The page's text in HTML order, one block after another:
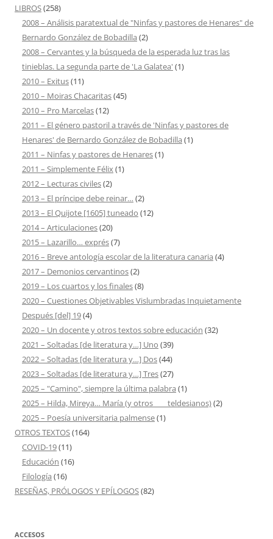
LIBROS(258)
2008 – Análisis paratextual de "Ninfas y pastores de Henares" de
Bernardo González de Bobadilla (2)
2008 – Cervantes y la búsqueda de la esperada luz tras las
tinieblas. La segunda parte de 'La Galatea' (1)
2010 – Exitus(11)
2010 – Moiras Chacaritas(45)
2010 – Pro Marcelas(12)
2011 – El género pastoril a través de 'Ninfas y pastores de
Henares' de Bernardo González de Bobadilla (1)
2011 – Ninfas y pastores de Henares(1)
2011 – Simplemente Félix(1)
2012 – Lecturas civiles(2)
2013 – El príncipe debe reinar… (2)
2013 – El Quijote [1605] tuneado (12)
2014 – Articulaciones(20)
2015 – Lazarillo… exprés(7)
2016 – Breve antología escolar de la literatura canaria (4)
2017 – Demonios cervantinos(2)
2019 – Los cuartos y los finales(8)
2020 – Cuestiones Objetivables Vislumbradas Inquietamente
Después [del] 19(4)
2020 – Un docente y otros textos sobre educación (32)
2021 – Soltadas [de literatura y…] Uno (39)
2022 – Soltadas [de literatura y…] Dos(44)
2023 – Soltadas [de literatura y…] Tres(27)
2025 – "Camino", siempre la última palabra (1)
2025 – Hilda, Mireya… María (y otros ___ teldesianos)(2)
2025 – Poesía universitaria palmense(1)
OTROS TEXTOS(164)
COVID-19(11)
Educación (16)
Filología (16)
RESEÑAS, PRÓLOGOS Y EPÍLOGOS(82)
ACCESOS